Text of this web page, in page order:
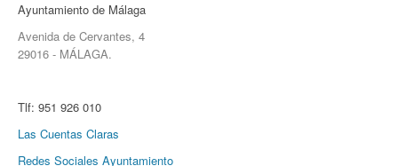
Ayuntamiento de Málaga
Avenida de Cervantes, 4
29016 - MÁLAGA.
Tlf: 951 926 010
Las Cuentas Claras
Redes Sociales Ayuntamiento